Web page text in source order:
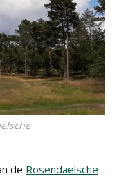
de Rosendaelsche